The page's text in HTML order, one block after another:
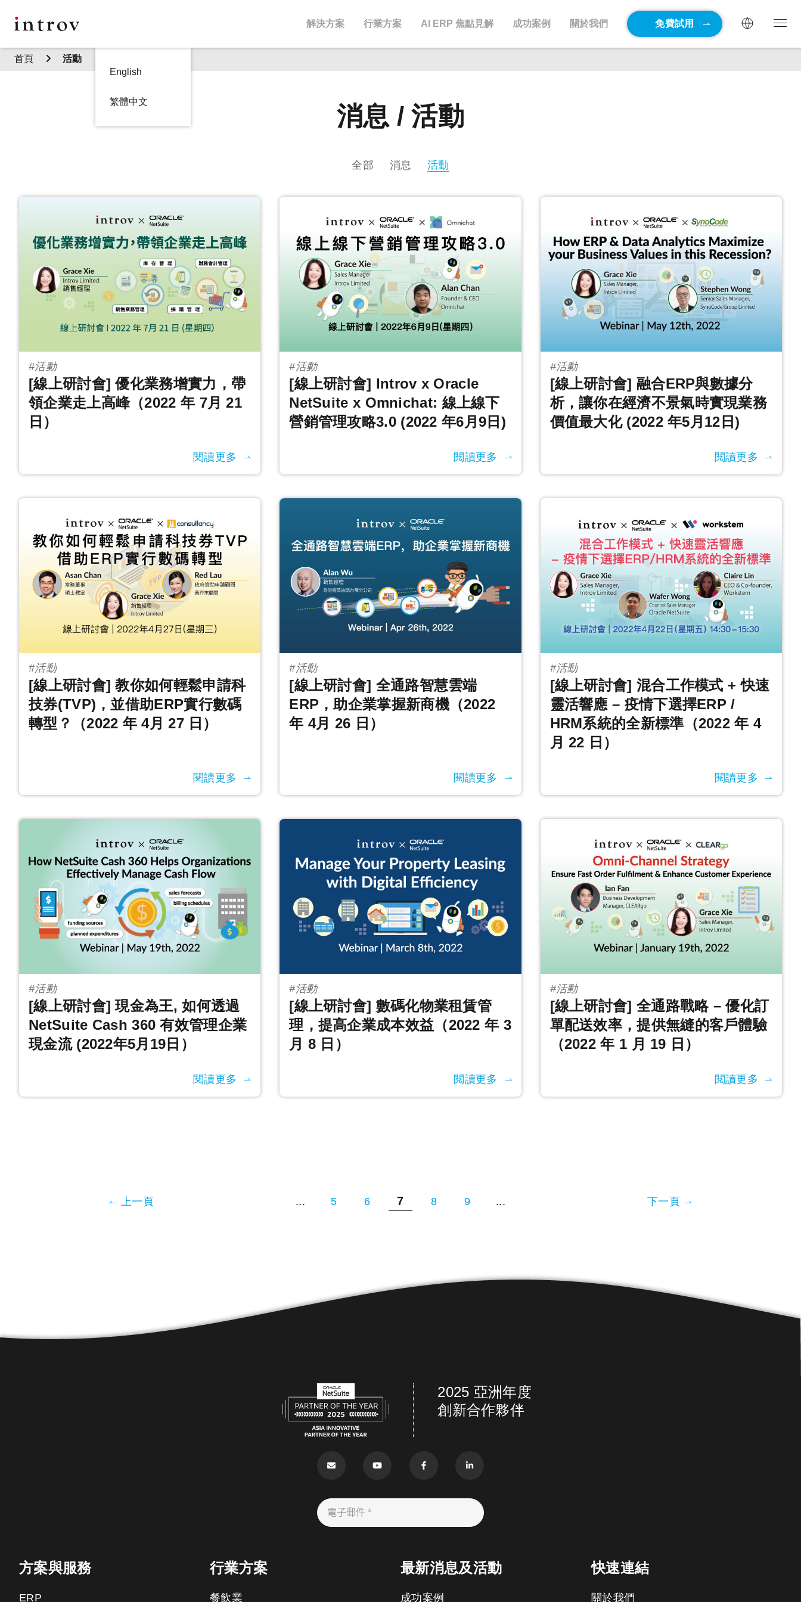
解決方案 行業方案 AI ERP 焦點見解 成功案例 關於我們 免費試用
English
繁體中文
首頁 活動
消息 / 活動
全部 消息 活動
#活動
[線上研討會] 優化業務增實力，帶
領企業走上高峰（2022 年 7月 21
日）
閱讀更多
#活動
[線上研討會] Introv x Oracle
NetSuite x Omnichat: 線上線下
營銷管理攻略3.0 (2022 年6月9日)
閱讀更多
#活動
[線上研討會] 融合ERP與數據分
析，讓你在經濟不景氣時實現業務
價值最大化 (2022 年5月12日)
閱讀更多
#活動
[線上研討會] 教你如何輕鬆申請科
技券(TVP)，並借助ERP實行數碼
轉型？（2022 年 4月 27 日）
閱讀更多
#活動
[線上研討會] 全通路智慧雲端
ERP，助企業掌握新商機（2022
年 4月 26 日）
閱讀更多
#活動
[線上研討會] 混合工作模式 + 快速
靈活響應 – 疫情下選擇ERP /
HRM系統的全新標準（2022 年 4
月 22 日）
閱讀更多
#活動
[線上研討會] 現金為王, 如何透過
NetSuite Cash 360 有效管理企業
現金流 (2022年5月19日）
閱讀更多
#活動
[線上研討會] 數碼化物業租賃管
理，提高企業成本效益（2022 年 3
月 8 日）
閱讀更多
#活動
[線上研討會] 全通路戰略 – 優化訂
單配送效率，提供無縫的客戶體驗
（2022 年 1 月 19 日）
閱讀更多
上一頁 ... 5 6 7 8 9 ... 下一頁
2025 亞洲年度
創新合作夥伴
方案與服務
ERP
行業方案
餐飲業
最新消息及活動
成功案例
快速連結
關於我們